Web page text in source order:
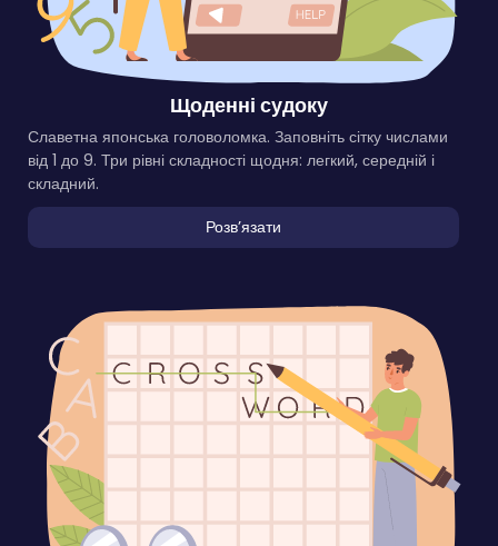
Щоденні судоку
Славетна японська головоломка. Заповніть сітку числами
від 1 до 9. Три рівні складності щодня: легкий, середній і
складний.
Розвʼязати